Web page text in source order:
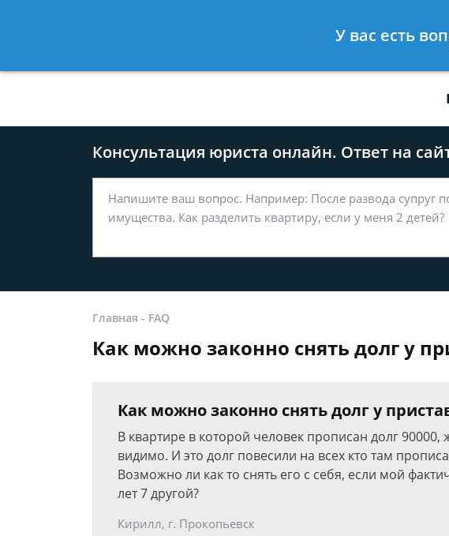
8 812 509-27-47
Консультация юриста онлайн. Ответ на
Главная - FAQ
Как можно законно снять долг у
Как можно законно снять долг у
В квартире в которой человек прописан долг
видимо. И это долг повесили на всех кто там
Возможно ли как то снять его с себя, если мой
лет 7 другой?
Кирилл, г. Прокопьевск
У вас есть